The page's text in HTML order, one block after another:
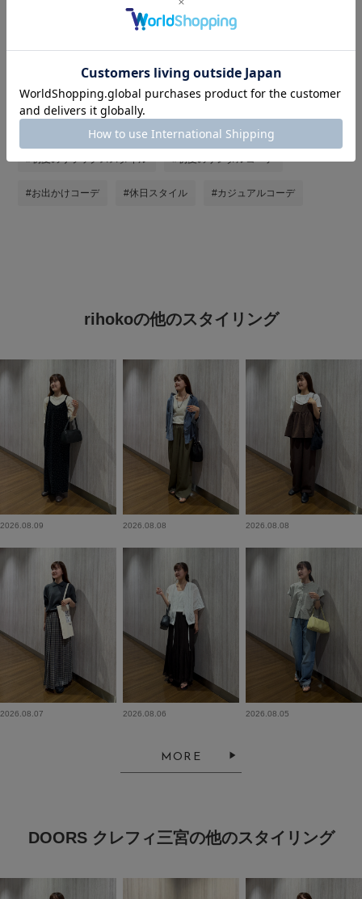
タグ
#URBAN RESEARCH DOORS #アーバンリサーチドアーズ
#お出かけコーデ #休日スタイル #カジュアルコーデ
rihokoの他のスタイリング
2026.08.09 2026.08.08 2026.08.08
2026.08.07 2026.08.06 2026.08.05
MORE
DOORS クレフィ三宮の他のスタイリング